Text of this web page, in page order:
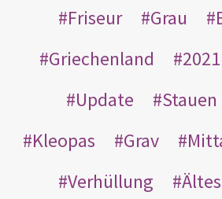
Friseur
Grau
Griechenland
2021
Update
Stauen
Kleopas
Grav
Verhüllung